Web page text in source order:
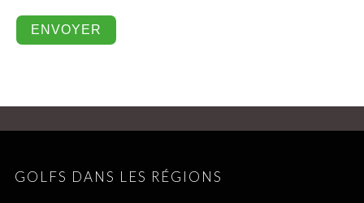
GOLFS DANS LES RÉGIONS